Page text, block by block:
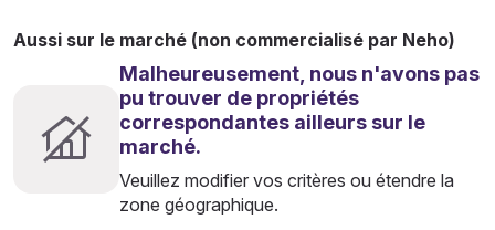
Aussi sur le marché (non commercialisé par Neho)
Malheureusement, nous n'avons pas
pu trouver de propriétés
correspondantes ailleurs sur le
marché.
Veuillez modifier vos critères ou étendre la
zone géographique.